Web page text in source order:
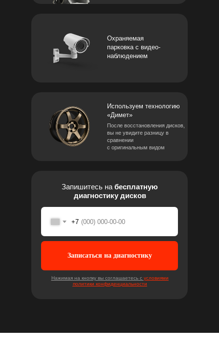
Охраняемая
парковка с видео-
наблюдением
Используем технологию
«Димет»
После восстановления дисков,
вы не увидите разницу в
сравнении
с оригинальным видом
Запишитесь на бесплатную
диагностику дисков
+7
Записаться на диагностику
Нажимая на кнопку вы соглашаетесь с условиями
политики конфиденциальности